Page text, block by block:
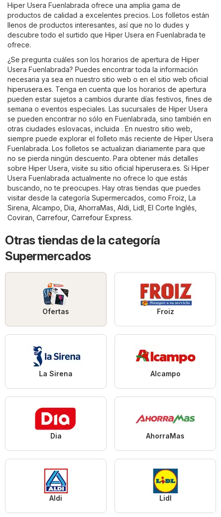
Hiper Usera Fuenlabrada ofrece una amplia gama de
productos de calidad a excelentes precios. Los folletos están
llenos de productos interesantes, así que no lo dudes y
descubre todo el surtido que Hiper Usera en Fuenlabrada te
ofrece.
¿Se pregunta cuáles son los horarios de apertura de Hiper
Usera Fuenlabrada? Puedes encontrar toda la información
necesaria ya sea en nuestro sitio web o en el sitio web oficial
hiperusera.es. Tenga en cuenta que los horarios de apertura
pueden estar sujetos a cambios durante días festivos, fines de
semana o eventos especiales. Las sucursales de Hiper Usera
se pueden encontrar no sólo en Fuenlabrada, sino también en
otras ciudades eslovacas, incluida . En nuestro sitio web,
siempre puede explorar el folleto más reciente de Hiper Usera
Fuenlabrada. Los folletos se actualizan diariamente para que
no se pierda ningún descuento. Para obtener más detalles
sobre Hiper Usera, visite su sitio oficial hiperusera.es. Si Hiper
Usera Fuenlabrada actualmente no ofrece lo que estás
buscando, no te preocupes. Hay otras tiendas que puedes
visitar desde la categoría Supermercados , como Froiz La
Sirena Alcampo Dia AhorraMas Aldi Lidl El Corte Inglés
Coviran Carrefour, Carrefour Express.
Otras tiendas de la categoría
Supermercados
Ofertas Froiz
La Sirena Alcampo
Dia AhorraMas
Aldi Lidl